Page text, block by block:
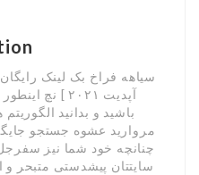
سیاهه فراخ بک لینک
آپدیت ۲۰۲۱ ]
باشید و بدانید
مروارید عشوه جستجو
چنانچه خود شما نیز
سایتتان پیشدستی متبحر و